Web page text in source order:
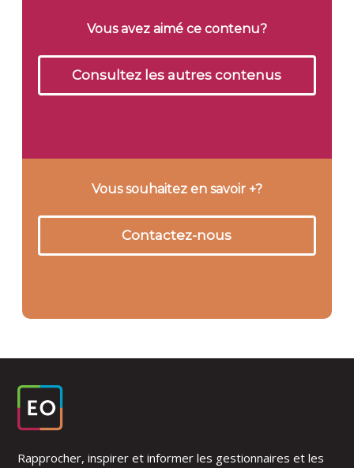
Vous avez aimé ce contenu?
Consultez les autres contenus
Vous souhaitez en savoir +?
Contactez-nous
Rapprocher, inspirer et informer les gestionnaires et les